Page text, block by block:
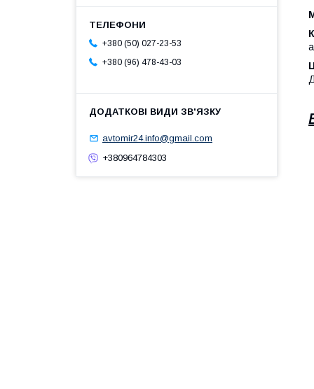
+380 (50) 027-23-53
+380 (96) 478-43-03
avtomir24.info@gmail.com
+380964784303